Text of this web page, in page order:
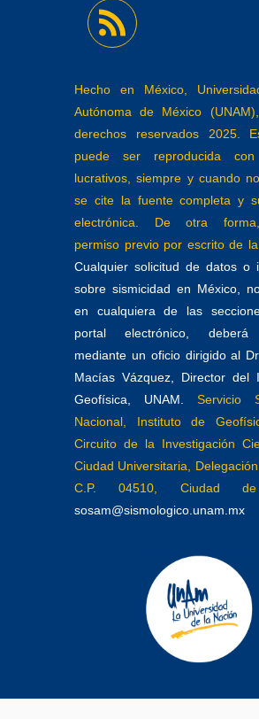
Hecho en México,
Autónoma de México
derechos reservados 2025.
puede ser reproducida
lucrativos, siempre y cuando
se cite la fuente completa y
electrónica. De otra
permiso previo por escrito de la
Cualquier solicitud de datos o
sobre sismicidad en México,
en cualquiera de las
portal electrónico, deberá
mediante un oficio dirigido al
Macías Vázquez, Director del
Geofísica, UNAM.
Servicio
Nacional, Instituto de
Circuito de la Investigación
Ciudad Universitaria, Delegación
C.P. 04510, Ciudad de
sosam@sismologico.unam.mx